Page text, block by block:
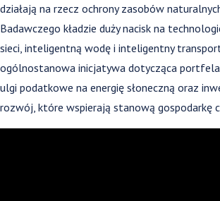
działają na rzecz ochrony zasobów
Badawczego kładzie duży nacisk na
sieci, inteligentną wodę i inteligentny
ogólnostanowa inicjatywa dotycząca portfela
ulgi podatkowe na energię słoneczną oraz
rozwój, które wspierają stanową gospodarkę